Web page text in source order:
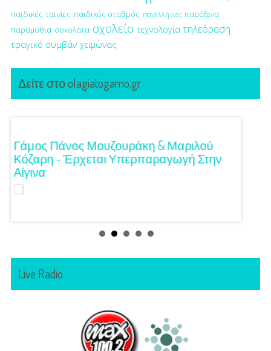
παιδικές ταινίες παιδικός σταθμός πανελλήνιες παράξενα
παραμύθια σοκολάτα σχολείο τεχνολογία τηλεόραση
τραγικό συμβάν χειμώνας
Δείτε στο olagiatogamo.gr
Γάμος Πάνος Μουζουράκη & Μαριλού
Κόζαρη - Έρχεται Υπερπαραγωγή Στην
Αίγινα
Live Radio